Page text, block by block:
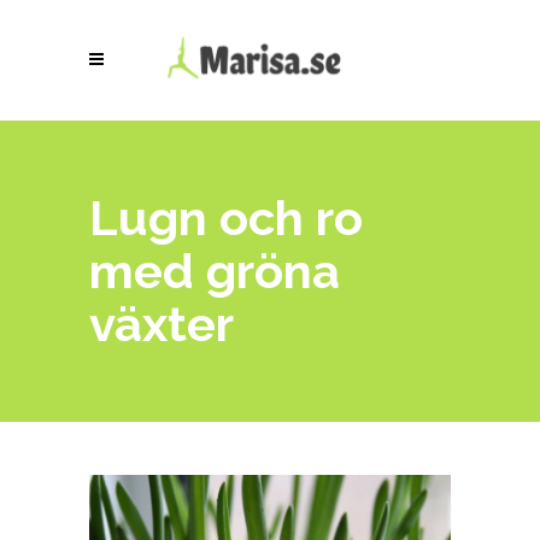
Lugn och ro
med gröna
växter